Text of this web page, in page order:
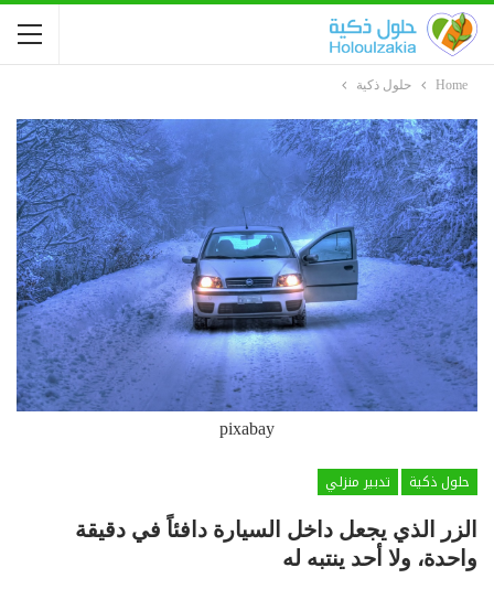
Home حلول ذكية
pixabay
حلول ذكية
تدبير منزلي
الزر الذي يجعل داخل السيارة دافئاً في دقيقة
واحدة، ولا أحد ينتبه له